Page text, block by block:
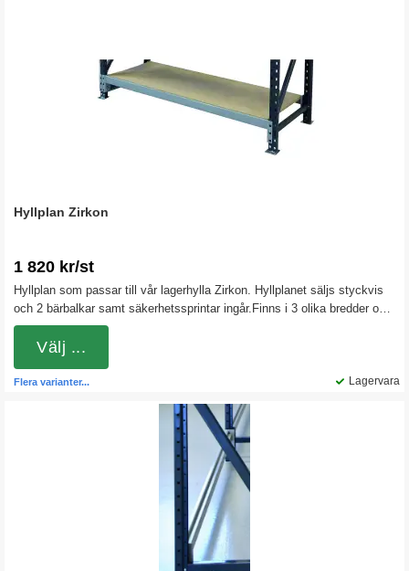
Hyllplan Zirkon
1 820 kr/st
Hyllplan som passar till vår lagerhylla Zirkon. Hyllplanet säljs styckvis
och 2 bärbalkar samt säkerhetssprintar ingår.Finns i 3 olika bredder och
2 olika djup.
Lagervara
Flera varianter...
Välj ...